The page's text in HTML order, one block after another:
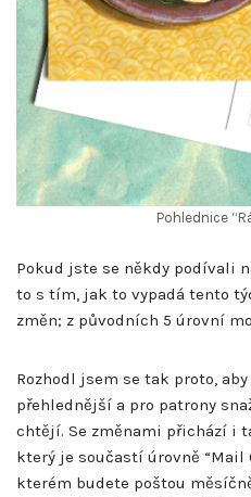
Pohlednice
Pokud jste se někdy podívali
to s tím, jak to vypadá tento
změn; z původních 5 úrovní
Rozhodl jsem se tak proto,
přehlednější a pro patrony
chtějí. Se změnami přichází i
který je součastí úrovně “Mail
kterém budete poštou